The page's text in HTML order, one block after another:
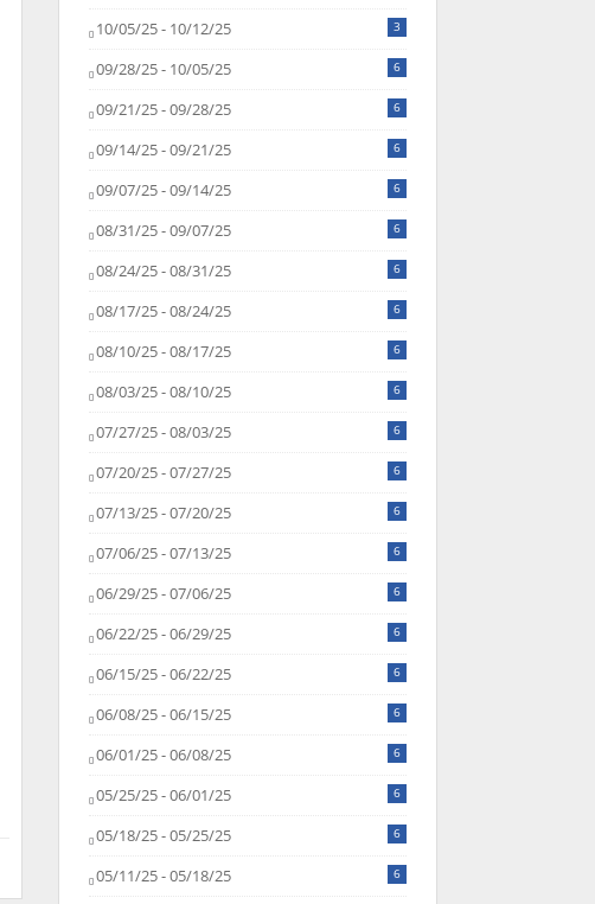
10/05/25 - 10/12/25 3
09/28/25 - 10/05/25 6
09/21/25 - 09/28/25 6
09/14/25 - 09/21/25 6
09/07/25 - 09/14/25 6
08/31/25 - 09/07/25 6
08/24/25 - 08/31/25 6
08/17/25 - 08/24/25 6
08/10/25 - 08/17/25 6
08/03/25 - 08/10/25 6
07/27/25 - 08/03/25 6
07/20/25 - 07/27/25 6
07/13/25 - 07/20/25 6
07/06/25 - 07/13/25 6
06/29/25 - 07/06/25 6
06/22/25 - 06/29/25 6
06/15/25 - 06/22/25 6
06/08/25 - 06/15/25 6
06/01/25 - 06/08/25 6
05/25/25 - 06/01/25 6
05/18/25 - 05/25/25 6
05/11/25 - 05/18/25 6